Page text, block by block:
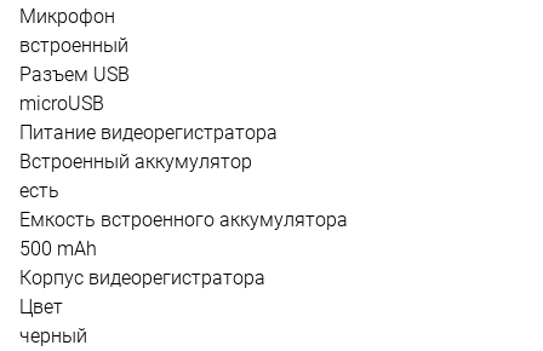
Микрофон
встроенный
Разъем USB
microUSB
Питание видеорегистратора
Встроенный аккумулятор
есть
Емкость встроенного аккумулятора
500 mAh
Корпус видеорегистратора
Цвет
черный